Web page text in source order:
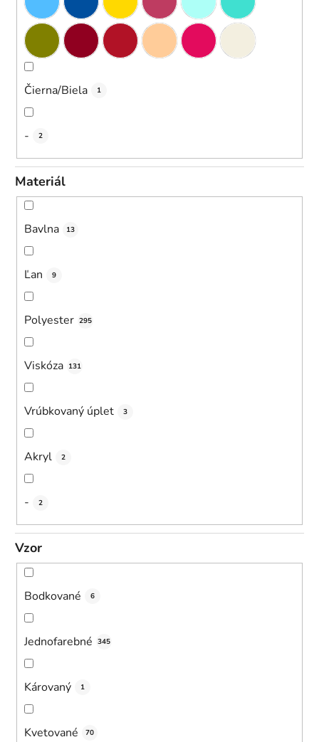
Čierna/Biela 1
- 2
Materiál
Bavlna 13
Ľan 9
Polyester 295
Viskóza 131
Vrúbkovaný úplet 3
Akryl 2
- 2
Vzor
Bodkované 6
Jednofarebné 345
Károvaný 1
Kvetované 70